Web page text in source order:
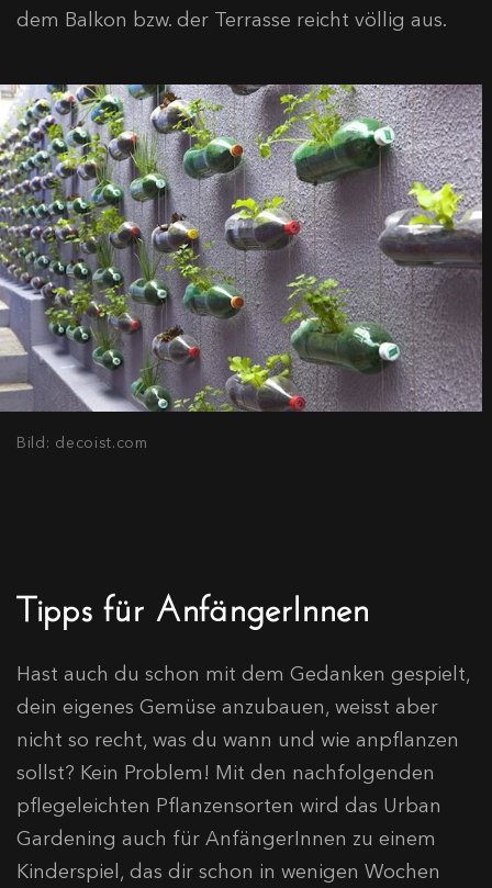
dem Balkon bzw. der Terrasse reicht völlig aus.
Bild: decoist.com
Tipps für AnfängerInnen
Hast auch du schon mit dem Gedanken gespielt,
dein eigenes Gemüse anzubauen, weisst aber
nicht so recht, was du wann und wie anpflanzen
sollst? Kein Problem! Mit den nachfolgenden
pflegeleichten Pflanzensorten wird das Urban
Gardening auch für AnfängerInnen zu einem
Kinderspiel, das dir schon in wenigen Wochen